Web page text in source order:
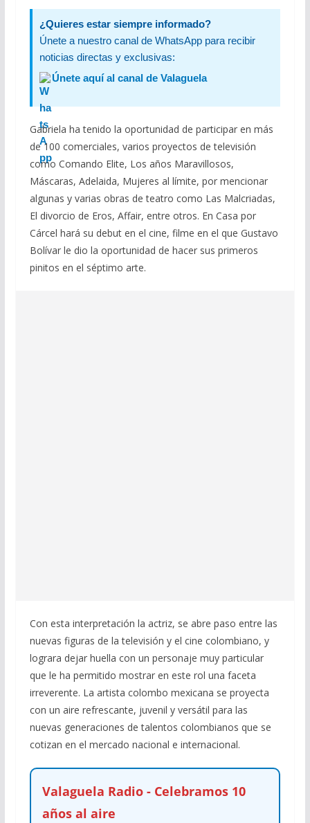
¿Quieres estar siempre informado?
Únete a nuestro canal de WhatsApp para recibir
noticias directas y exclusivas:
Únete aquí al canal de Valaguela
Gabriela ha tenido la oportunidad de participar en más
de 100 comerciales, varios proyectos de televisión
como Comando Elite, Los años Maravillosos,
Máscaras, Adelaida, Mujeres al límite, por mencionar
algunas y varias obras de teatro como Las Malcriadas,
El divorcio de Eros, Affair, entre otros. En Casa por
Cárcel hará su debut en el cine, filme en el que Gustavo
Bolívar le dio la oportunidad de hacer sus primeros
pinitos en el séptimo arte.
Con esta interpretación la actriz, se abre paso entre las
nuevas figuras de la televisión y el cine colombiano, y
lograra dejar huella con un personaje muy particular
que le ha permitido mostrar en este rol una faceta
irreverente. La artista colombo mexicana se proyecta
con un aire refrescante, juvenil y versátil para las
nuevas generaciones de talentos colombianos que se
cotizan en el mercado nacional e internacional.
Valaguela Radio - Celebramos 10
años al aire